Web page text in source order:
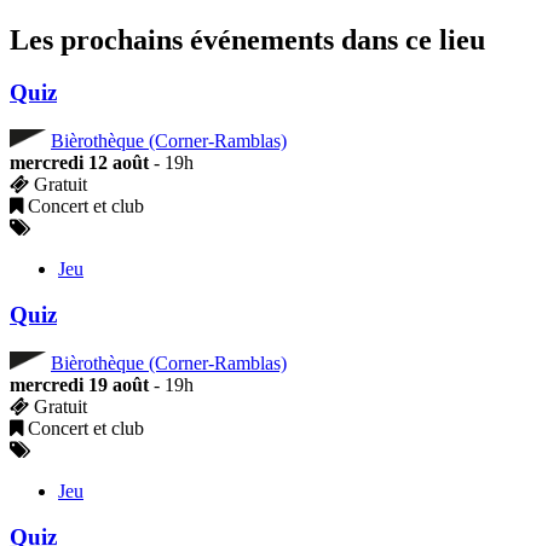
Les prochains événements dans ce lieu
Quiz
Bièrothèque (Corner-Ramblas)
mercredi 12 août - 19h
Gratuit
Concert et club
Jeu
Quiz
Bièrothèque (Corner-Ramblas)
mercredi 19 août - 19h
Gratuit
Concert et club
Jeu
Quiz